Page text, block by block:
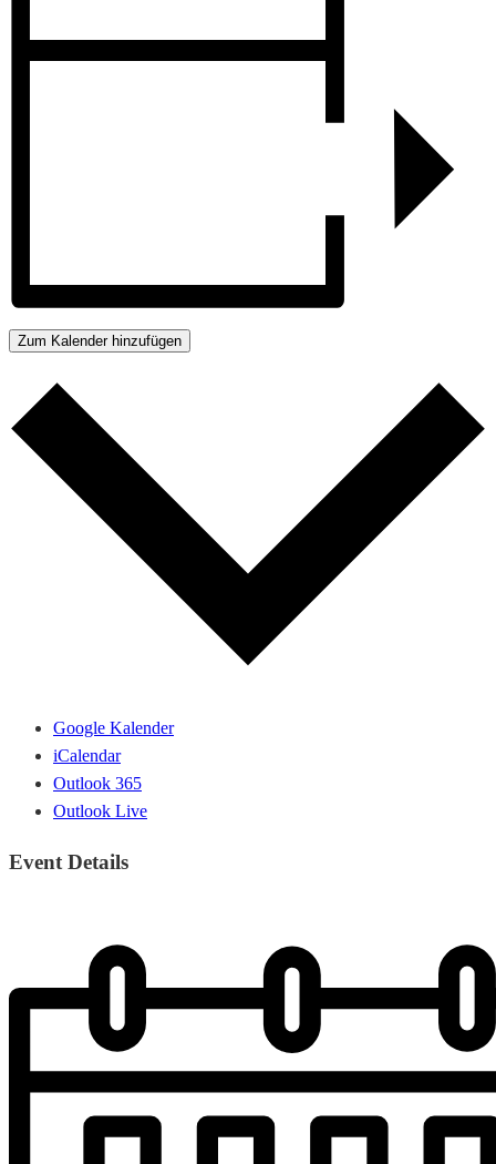
Zum Kalender hinzufügen
Google Kalender
iCalendar
Outlook 365
Outlook Live
Event Details